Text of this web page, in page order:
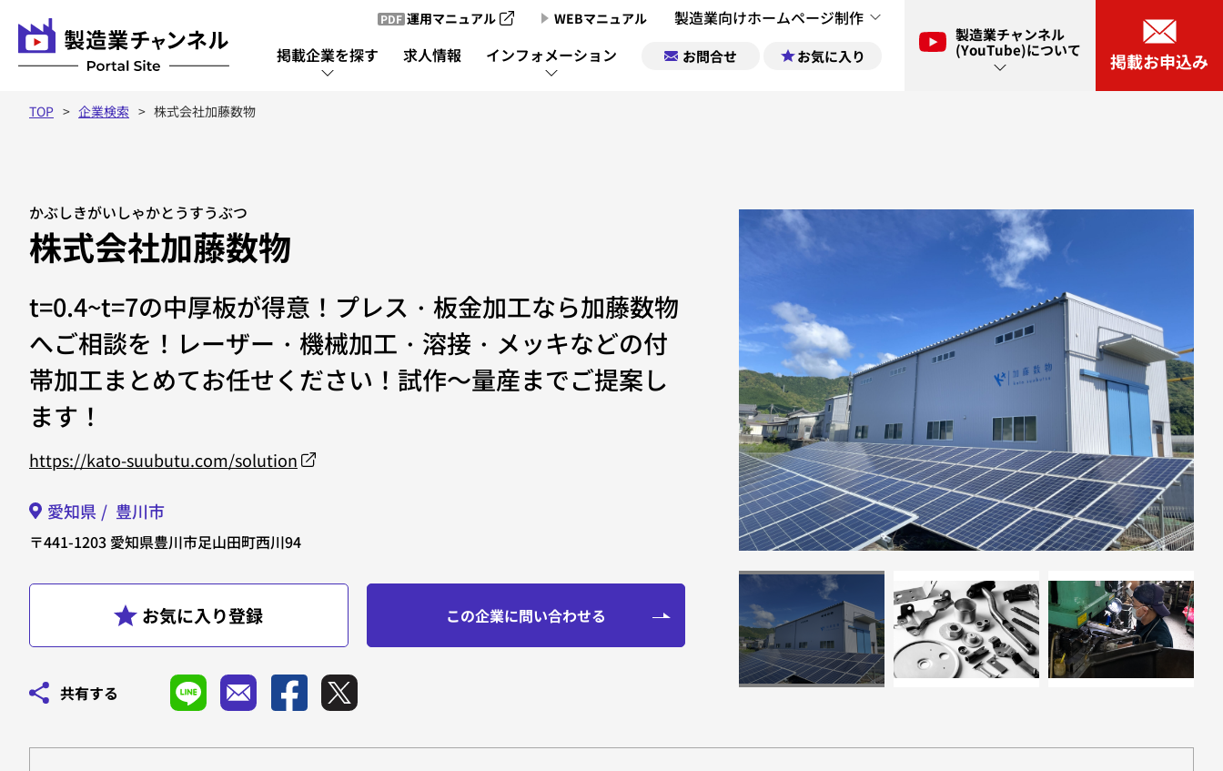
PDF 運用マニュアル WEBマニュアル
製造業向けホームページ制作
製造業向けホームページ制作のご案内
掲載企業を探す
掲載企業一覧
求人情報 インフォメーション
サポート
お問合せ お気に入り
製造業チャンネル
(YouTube)について
掲載お申込み
TOP 企業検索 株式会社加藤数物
かぶしきがいしゃかとうすうぶつ
株式会社加藤数物
t=0.4~t=7の中厚板が得意！プレス・板金加工なら加藤数物
へご相談を！レーザー・機械加工・溶接・メッキなどの付
帯加工まとめてお任せください！試作～量産までご提案し
ます！
https://kato-suubutu.com/solution
愛知県 豊川市
〒441-1203 愛知県豊川市足山田町西川94
この企業に問い合わせる
共有する